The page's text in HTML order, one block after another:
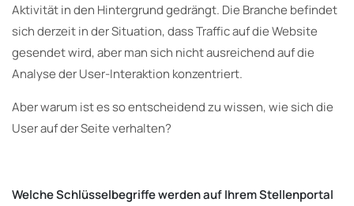
Aktivität in den Hintergrund gedrängt. Die Branche befindet
sich derzeit in der Situation, dass Traffic auf die Website
gesendet wird, aber man sich nicht ausreichend auf die
Analyse der User-Interaktion konzentriert.
Aber warum ist es so entscheidend zu wissen, wie sich die
User auf der Seite verhalten?
Welche Schlüsselbegriffe werden auf Ihrem Stellenportal